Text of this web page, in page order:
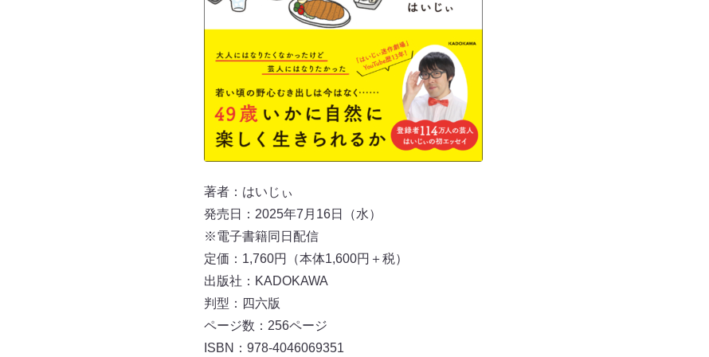
著者：はいじぃ
発売日：2025年7月16日（水）
※電子書籍同日配信
定価：1,760円（本体1,600円＋税）
出版社：KADOKAWA
判型：四六版
ページ数：256ページ
ISBN：978-4046069351